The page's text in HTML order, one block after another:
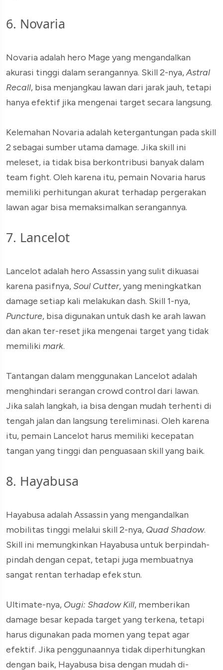
6. Novaria
Novaria adalah hero Mage yang mengandalkan
akurasi tinggi dalam serangannya. Skill 2-nya,Astral
Recall, bisa menjangkau lawan dari jarak jauh, tetapi
hanya efektif jika mengenai target secara langsung.
Kelemahan Novaria adalah ketergantungan pada skill
2 sebagai sumber utama damage. Jika skill ini
meleset, ia tidak bisa berkontribusi banyak dalam
team fight. Oleh karena itu, pemain Novaria harus
memiliki perhitungan akurat terhadap pergerakan
lawan agar bisa memaksimalkan serangannya.
7. Lancelot
Lancelot adalah hero Assassin yang sulit dikuasai
karena pasifnya,Soul Cutter, yang meningkatkan
damage setiap kali melakukan dash. Skill 1-nya,
Puncture, bisa digunakan untuk dash ke arah lawan
dan akan ter-reset jika mengenai target yang tidak
memiliki mark.
Tantangan dalam menggunakan Lancelot adalah
menghindari serangan crowd control dari lawan.
Jika salah langkah, ia bisa dengan mudah terhenti di
tengah jalan dan langsung tereliminasi. Oleh karena
itu, pemain Lancelot harus memiliki kecepatan
tangan yang tinggi dan penguasaan skill yang baik.
8. Hayabusa
Hayabusa adalah Assassin yang mengandalkan
mobilitas tinggi melalui skill 2-nya, Quad Shadow.
Skill ini memungkinkan Hayabusa untuk berpindah-
pindah dengan cepat, tetapi juga membuatnya
sangat rentan terhadap efek stun.
Ultimate-nya, Ougi: Shadow Kill, memberikan
damage besar kepada target yang terkena, tetapi
harus digunakan pada momen yang tepat agar
efektif. Jika penggunaannya tidak diperhitungkan
dengan baik, Hayabusa bisa dengan mudah di-